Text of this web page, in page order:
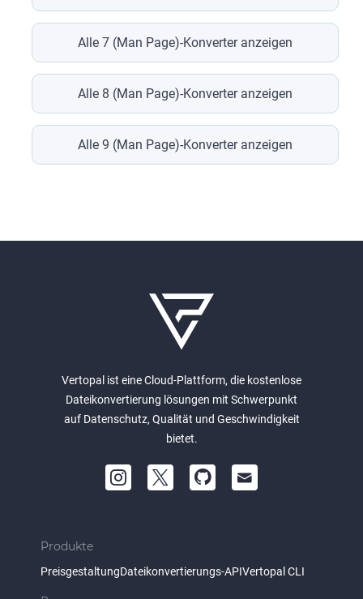
Alle 7 (Man Page)-Konverter anzeigen
Alle 8 (Man Page)-Konverter anzeigen
Alle 9 (Man Page)-Konverter anzeigen
Vertopal ist eine Cloud-Plattform, die kostenlose
Dateikonvertierung lösungen mit Schwerpunkt
auf Datenschutz, Qualität und Geschwindigkeit
bietet.
Produkte
PreisgestaltungDateikonvertierungs-APIVertopal CLI